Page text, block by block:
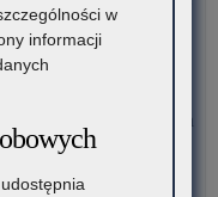
pierwszy klas I
szkół II stopnia i
ogólnokształcących) na
na rok
w
informacji